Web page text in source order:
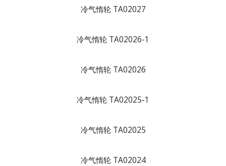
冷气惰轮 TA02027
冷气惰轮 TA02026-1
冷气惰轮 TA02026
冷气惰轮 TA02025-1
冷气惰轮 TA02025
冷气惰轮 TA02024